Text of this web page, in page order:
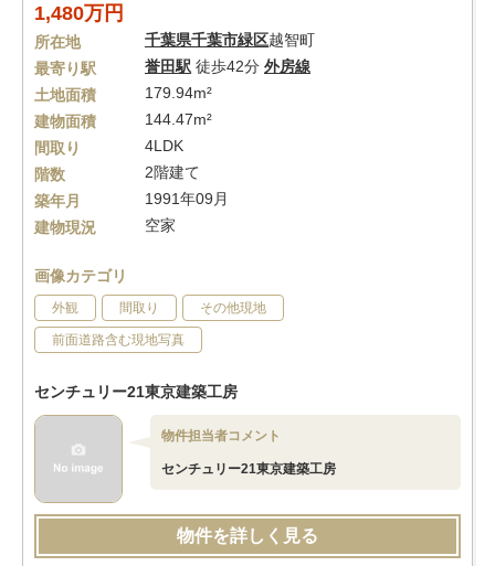
1,480万円
所在地 千葉県千葉市緑区越智町
最寄り駅
誉田駅 徒歩42分 外房線
土地面積
179.94m²
建物面積
144.47m²
間取り
4LDK
階数
2階建て
築年月
1991年09月
建物現況
空家
画像カテゴリ
外観 間取り その他現地
前面道路含む現地写真
センチュリー21東京建築工房
物件担当者コメント
センチュリー21東京建築工房
物件を詳しく見る